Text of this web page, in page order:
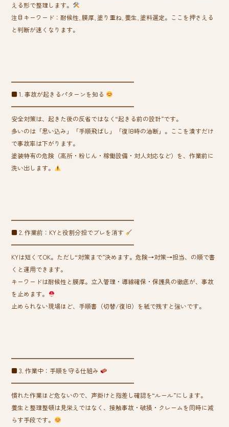
える形で整理します。
注目キーワード：耐候性, 膜厚, 塗り重ね, 養生, 塗料選定。ここを押さえる
と判断が速くなります。
━━━━━━━━━━━━━━━━━━━━
■ 1. 事故が起きるパターンを知る
━━━━━━━━━━━━━━━━━━━━
安全対策は、起きた後の反省ではなく“起きる前の設計”です。
多いのは「思い込み」「手順飛ばし」「復旧時の油断」。ここを潰すだけ
で事故率は下がります。
塗装特有の危険（高所・粉じん・稼働設備・対人対応など）を、作業前に
洗い出します。
━━━━━━━━━━━━━━━━━━━━
■ 2. 作業前：KYと役割分担でブレを消す
━━━━━━━━━━━━━━━━━━━━
KYは短くてOK。ただし“対策まで”決めます。危険→対策→担当、の順で書
くと運用できます。
キーワードは耐候性と膜厚。立入管理・導線確保・保護具の徹底が、事故
を止めます。
止められない現場ほど、手順書（切替/復旧）を紙で残すと強いです。
━━━━━━━━━━━━━━━━━━━━
■ 3. 作業中：手順を守る仕組み
━━━━━━━━━━━━━━━━━━━━
慣れた作業ほど危ないので、声掛けと指差し確認を“ルール”にします。
養生と整理整頓は見栄えではなく、接触事故・破損・クレームを同時に減
らす手段です。